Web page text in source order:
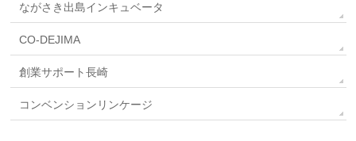
ながさき出島インキュベータ
CO-DEJIMA
創業サポート長崎
コンベンションリンケージ